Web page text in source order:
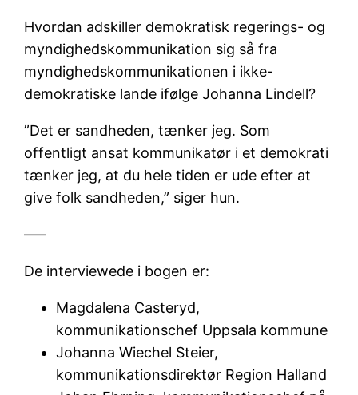
Hvordan adskiller demokratisk regerings- og
myndighedskommunikation sig så fra
myndighedskommunikationen i ikke-
demokratiske lande ifølge Johanna Lindell?
”Det er sandheden, tænker jeg. Som
offentligt ansat kommunikatør i et demokrati
tænker jeg, at du hele tiden er ude efter at
give folk sandheden,” siger hun.
—–
De interviewede i bogen er:
Magdalena Casteryd,
kommunikationschef Uppsala kommune
Johanna Wiechel Steier,
kommunikationsdirektør Region Halland